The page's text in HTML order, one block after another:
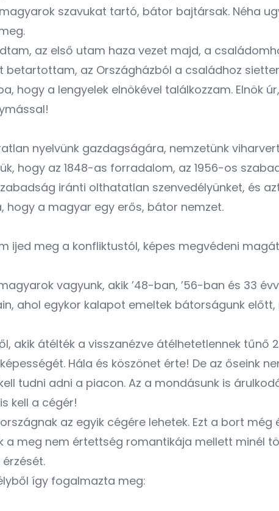
szavukat tartó, bátor bajtársak. Néha
az első utam haza vezet majd, a
betartottam, az Országházból a családhoz
hogy a lengyelek elnökével találkozzam. Elnök
nyelvünk gazdagságára, nemzetünk
hogy az 1848-as forradalom, az 1956-os
iránti olthatatlan szenvedélyünket, és
hogy a magyar egy erős, bátor nemzet.
ijed meg a konfliktustól, képes megvédeni
vagyunk, akik ’48-ban, ’56-ban és 33
ahol egykor kalapot emeltek bátorságunk
akik átélték a visszanézve átélhetetlennek tűnő
Hála és köszönet érte! De az őseink
tudni adni a piacon. Az a mondásunk is
kell a cégér!
az egyik cégére lehetek. Ezt a bort még
a meg nem értettség romantikája mellett minél
így fogalmazta meg: